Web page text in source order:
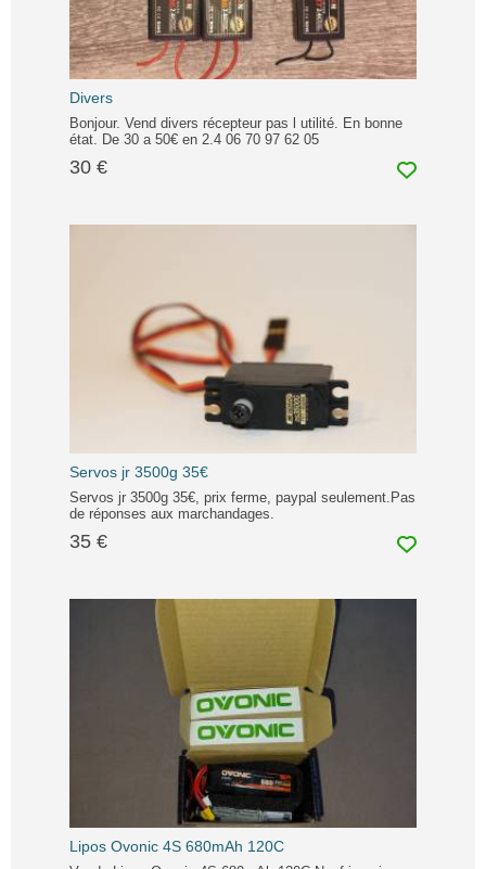
Divers
Bonjour. Vend divers récepteur pas l utilité. En bonne
état. De 30 a 50€ en 2.4 06 70 97 62 05
30 €
Servos jr 3500g 35€
Servos jr 3500g 35€, prix ferme, paypal seulement.Pas
de réponses aux marchandages.
35 €
Lipos Ovonic 4S 680mAh 120C